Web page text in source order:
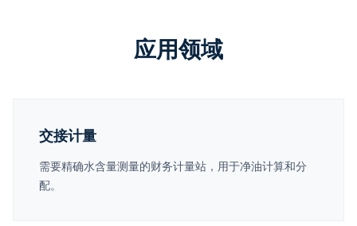
应用领域
交接计量
需要精确水含量测量的财务计量站，用于净油计算和分
配。